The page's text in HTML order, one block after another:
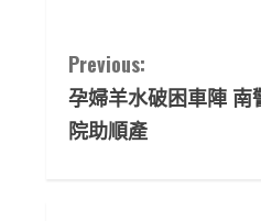
C
o
Previous:
孕婦羊水破困車陣 南
院助順產